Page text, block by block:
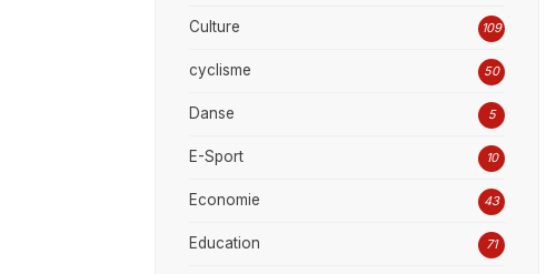
Culture 109
cyclisme 50
Danse 5
E-Sport 10
Economie 43
Education 71